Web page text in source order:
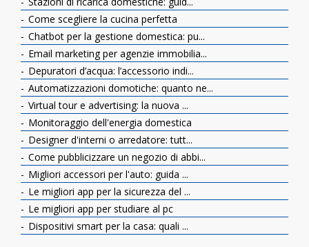
Come scegliere la cucina perfetta
Chatbot per la gestione domestica: pu...
Email marketing per agenzie immobilia...
Depuratori d’acqua: l’accessorio indi...
Automatizzazioni domotiche: quanto ne...
Virtual tour e advertising: la nuova ...
Monitoraggio dell'energia domestica
Designer d'interni o arredatore: tutt...
Come pubblicizzare un negozio di abbi...
Migliori accessori per l'auto: guida ...
Le migliori app per la sicurezza del ...
Le migliori app per studiare al pc
Dispositivi smart per la casa: quali ...